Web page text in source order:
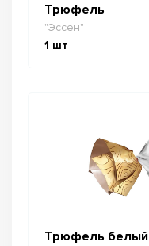
Трюфель
"Эссен"
1 шт
Трюфель белый